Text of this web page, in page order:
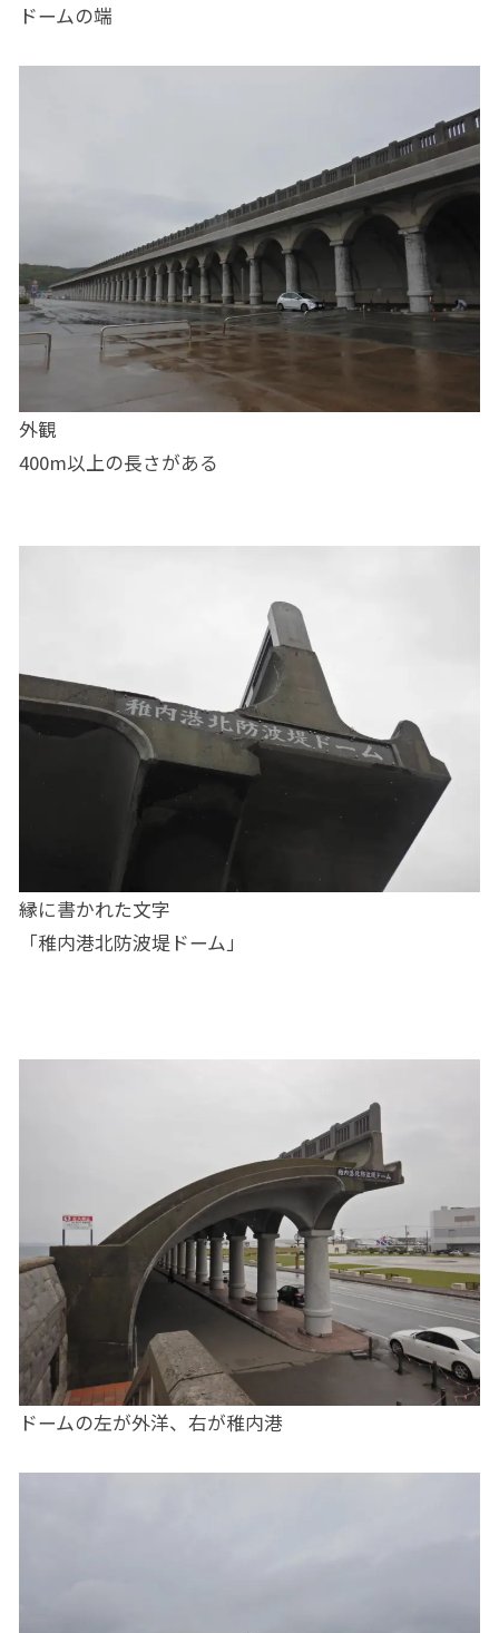
ドームの端
外観
400m以上の長さがある
縁に書かれた文字
「稚内港北防波堤ドーム」
ドームの左が外洋、右が稚内港